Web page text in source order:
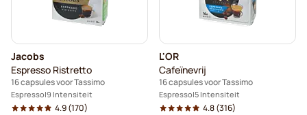
Jacobs
Espresso Ristretto
16 capsules voor Tassimo
Espresso 9 Intensiteit
4.9(170)
L'OR
Cafeïnevrij
16 capsules voor Tassimo
Espresso 5 Intensiteit
4.8(316)